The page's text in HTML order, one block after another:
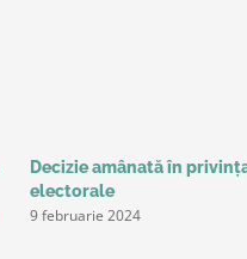
Decizie amânată în
electorale
9 februarie 2024